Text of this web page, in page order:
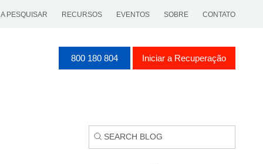
PESQUISAR RECURSOS EVENTOS SOBRE CONTATO
800 180 804 Iniciar a Recuperação